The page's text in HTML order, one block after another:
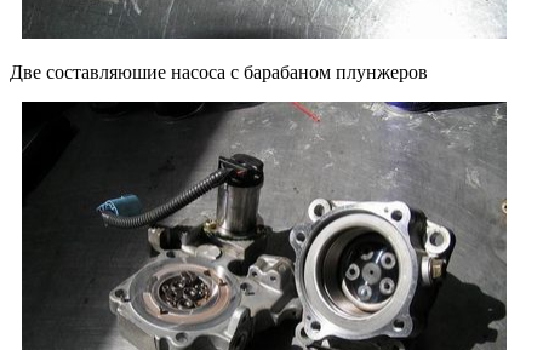
Две составляюшие насоса с барабаном плунжеров